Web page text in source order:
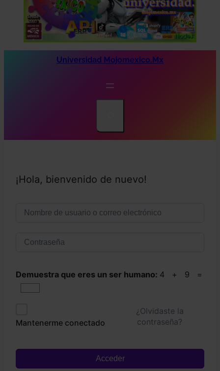
Universidad Mojomexico.mx
¡Hola, bienvenido de nuevo!
Demuestra que eres un ser humano: 4 + 9 =
Mantenerme conectado
¿Olvidaste la
contraseña?
Acceder